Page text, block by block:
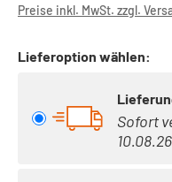
Preise inkl. MwSt. zzgl.
Lieferoption wählen:
Sofort